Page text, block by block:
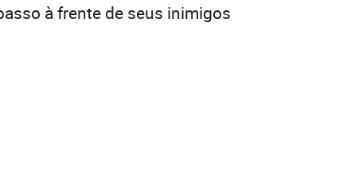
à frente de seus inimigos